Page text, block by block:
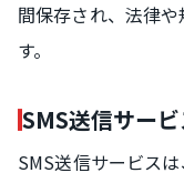
間保存され、法律
す。
SMS送信サー
SMS送信サービスは